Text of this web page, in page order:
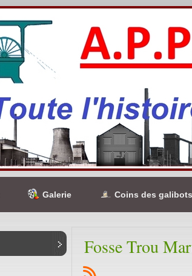
Galerie Coins des galibots
Fosse Trou